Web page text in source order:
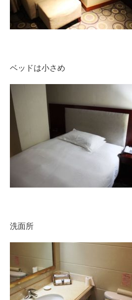
ベッドは小さめ
洗面所